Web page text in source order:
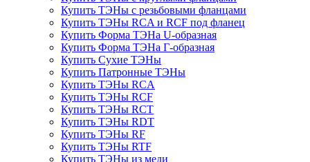
Купить ТЭНы с резьбовыми фланцами
Купить ТЭНы RCA и RCF под фланец
Купить Форма ТЭНа U-образная
Купить Форма ТЭНа Г-образная
Купить Сухие ТЭНы
Купить Патронные ТЭНы
Купить ТЭНы RCA
Купить ТЭНы RCF
Купить ТЭНы RCT
Купить ТЭНы RDT
Купить ТЭНы RF
Купить ТЭНы RTF
Купить ТЭНы из меди